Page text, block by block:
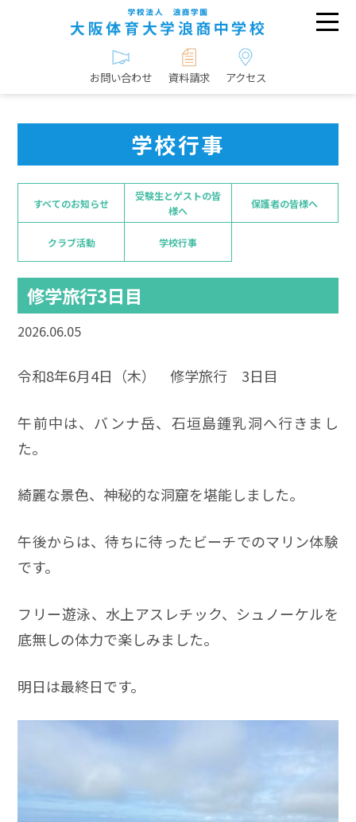
お問い合わせ 資料請求 アクセス
学校行事
すべてのお知らせ
受験生とゲストの皆
様へ
保護者の皆様へ
クラブ活動 学校行事
修学旅行3日目
2026.06.05
令和8年6月4日（木） 修学旅行 3日目
午前中は、バンナ岳、石垣島鍾乳洞へ行きまし
た。
綺麗な景色、神秘的な洞窟を堪能しました。
午後からは、待ちに待ったビーチでのマリン体験
です。
フリー遊泳、水上アスレチック、シュノーケルを
底無しの体力で楽しみました。
明日は最終日です。